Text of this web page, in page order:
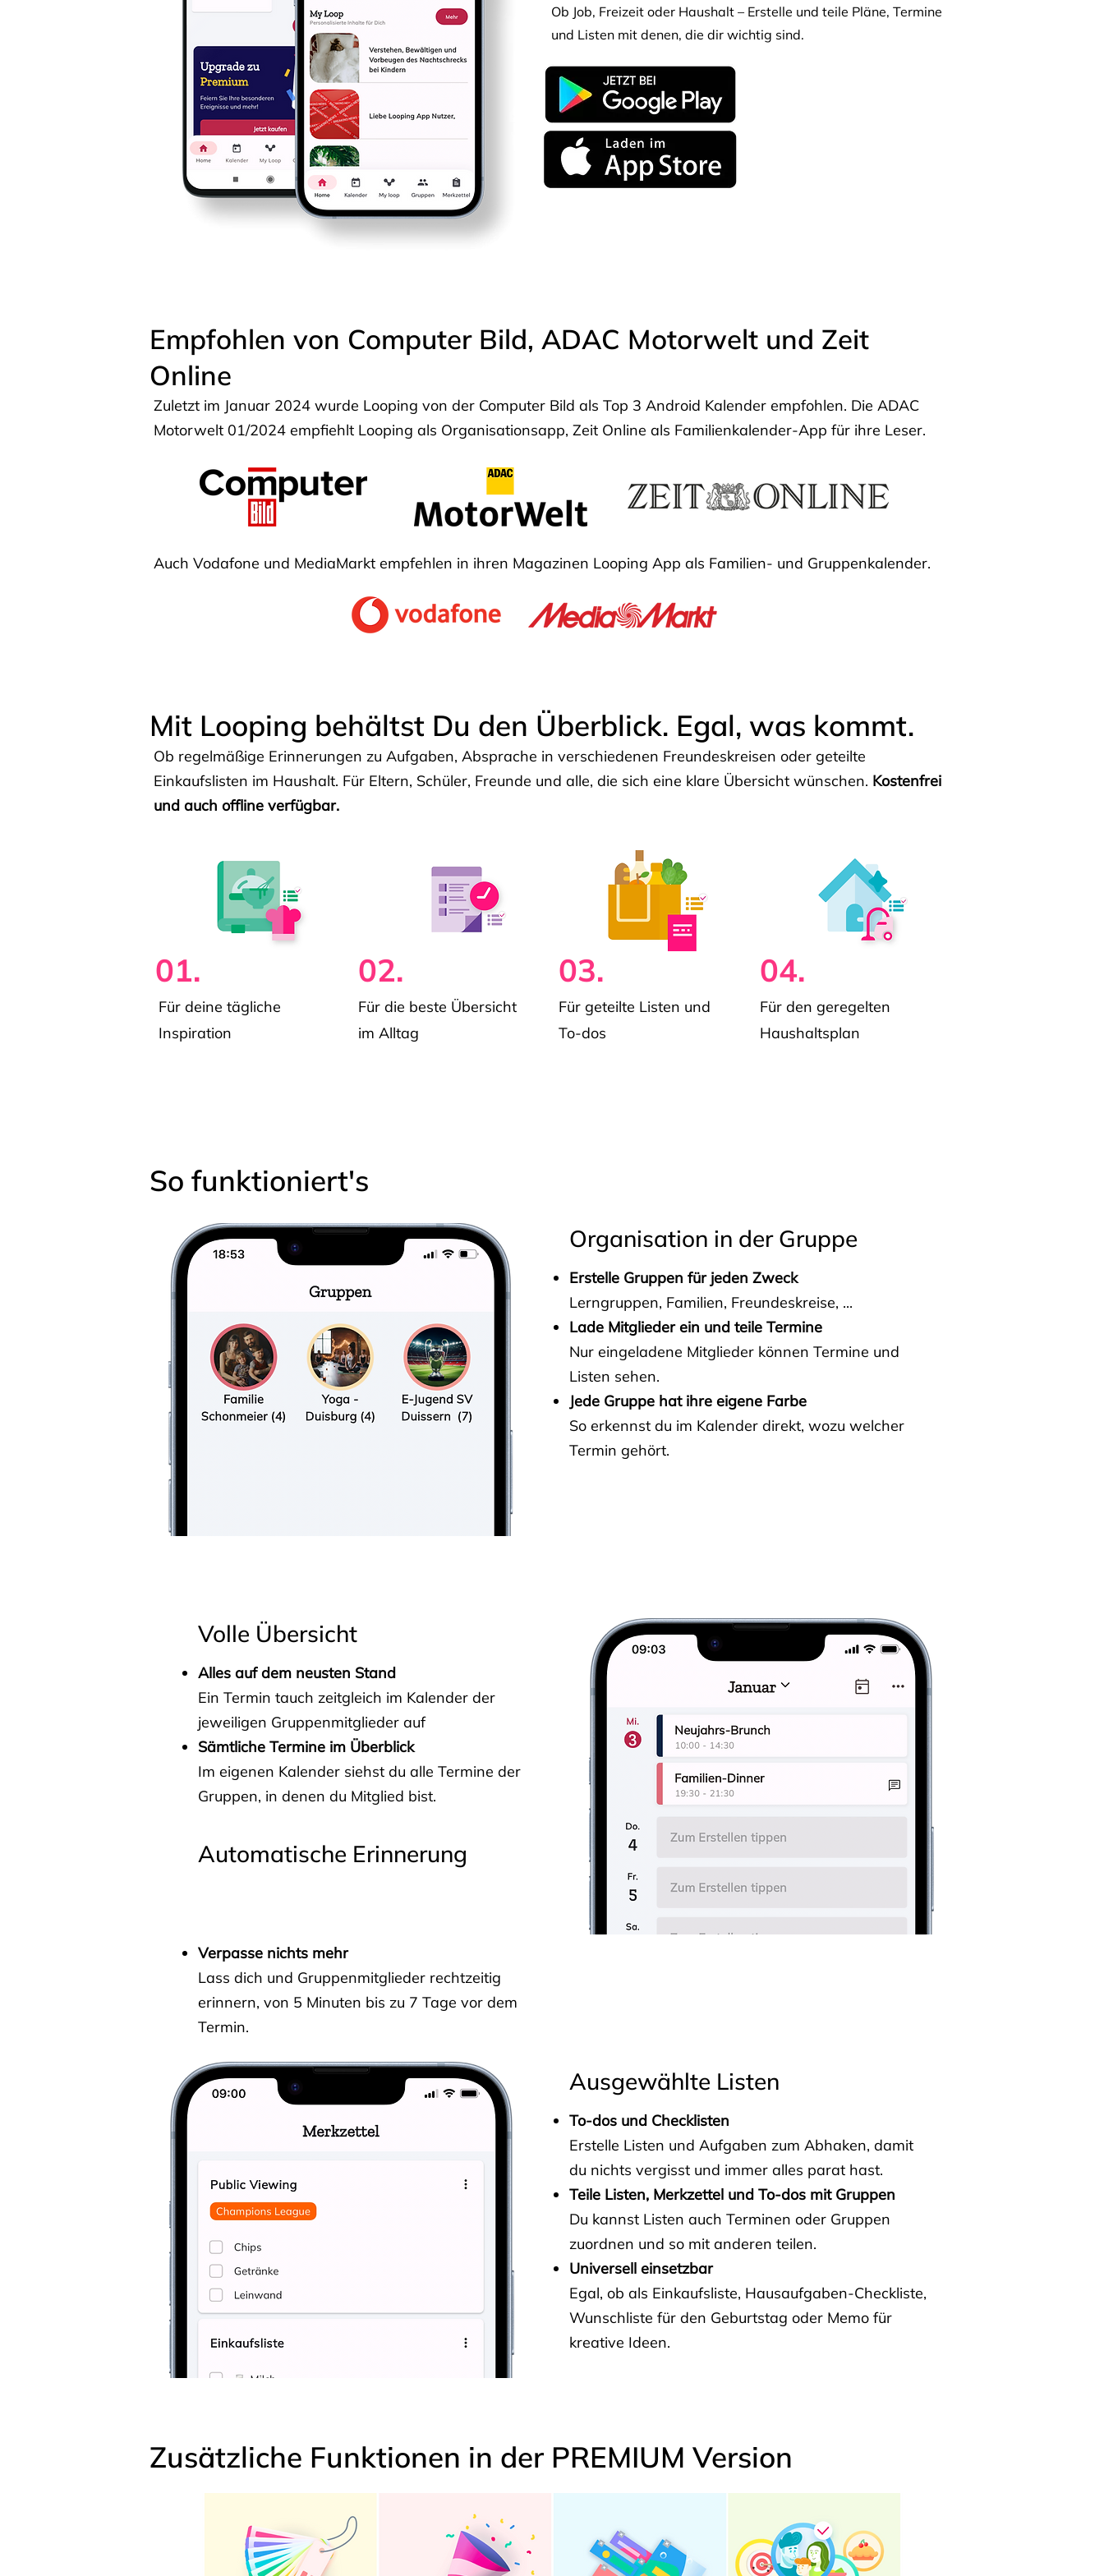
Ob Job, Freizeit oder Haushalt – Erstelle und teile Pläne, Termine
und Listen mit denen, die dir wichtig sind.
Empfohlen von Computer Bild, ADAC Motorwelt und Zeit
Online
Zuletzt im Januar 2024 wurde Looping von der Computer Bild als Top 3 Android Kalender empfohlen. Die ADAC
Motorwelt 01/2024 empfiehlt Looping als Organisationsapp, Zeit Online als Familienkalender-App für ihre Leser.
Auch Vodafone und MediaMarkt empfehlen in ihren Magazinen Looping App als Familien- und Gruppenkalender.
Mit Looping behältst Du den Überblick. Egal, was kommt.
Ob regelmäßige Erinnerungen zu Aufgaben, Absprache in verschiedenen Freundeskreisen oder geteilte
Einkaufslisten im Haushalt. Für Eltern, Schüler, Freunde und alle, die sich eine klare Übersicht wünschen. Kostenfrei
und auch offline verfügbar.
01.
Für deine tägliche
Inspiration
02.
Für die beste Übersicht
im Alltag
03.
Für geteilte Listen und
To-dos
04.
Für den geregelten
Haushaltsplan
So funktioniert's
Organisation in der Gruppe
Erstelle Gruppen für jeden Zweck
Lerngruppen, Familien, Freundeskreise, ...
Lade Mitglieder ein und teile Termine
Nur eingeladene Mitglieder können Termine und
Listen sehen.
Jede Gruppe hat ihre eigene Farbe
So erkennst du im Kalender direkt, wozu welcher
Termin gehört.
Volle Übersicht
Alles auf dem neusten Stand
Ein Termin tauch zeitgleich im Kalender der
jeweiligen Gruppenmitglieder auf
Sämtliche Termine im Überblick
Im eigenen Kalender siehst du alle Termine der
Gruppen, in denen du Mitglied bist.
Automatische Erinnerung
Verpasse nichts mehr
Lass dich und Gruppenmitglieder rechtzeitig
erinnern, von 5 Minuten bis zu 7 Tage vor dem
Termin.
Ausgewählte Listen
To-dos und Checklisten
Erstelle Listen und Aufgaben zum Abhaken, damit
du nichts vergisst und immer alles parat hast.
Teile Listen, Merkzettel und To-dos mit Gruppen
Du kannst Listen auch Terminen oder Gruppen
zuordnen und so mit anderen teilen.
Universell einsetzbar
Egal, ob als Einkaufsliste, Hausaufgaben-Checkliste,
Wunschliste für den Geburtstag oder Memo für
kreative Ideen.
Zusätzliche Funktionen in der PREMIUM Version